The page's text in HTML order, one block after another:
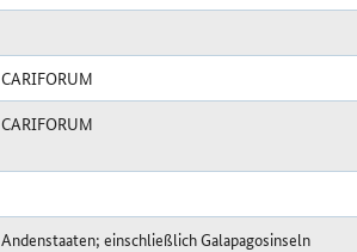
CARIFORUM
CARIFORUM
Andenstaaten; einschließlich Galapagosinseln